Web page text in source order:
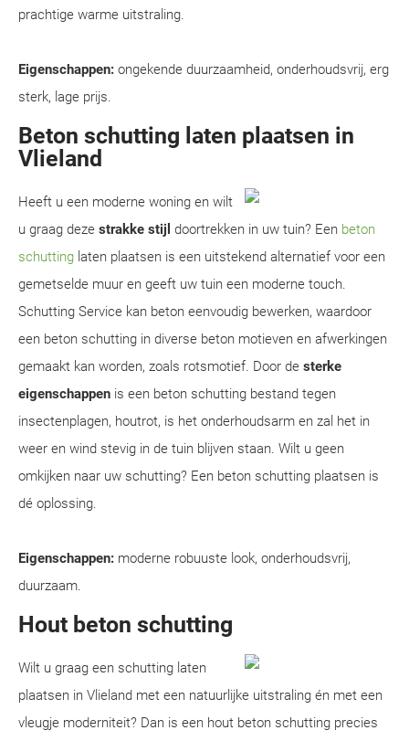
prachtige warme uitstraling.
Eigenschappen: ongekende duurzaamheid, onderhoudsvrij, erg
sterk, lage prijs.
Beton schutting laten plaatsen in
Vlieland
Heeft u een moderne woning en wilt
u graag deze strakke stijl doortrekken in uw tuin? Een beton
schutting laten plaatsen is een uitstekend alternatief voor een
gemetselde muur en geeft uw tuin een moderne touch.
Schutting Service kan beton eenvoudig bewerken, waardoor
een beton schutting in diverse beton motieven en afwerkingen
gemaakt kan worden, zoals rotsmotief. Door de sterke
eigenschappen is een beton schutting bestand tegen
insectenplagen, houtrot, is het onderhoudsarm en zal het in
weer en wind stevig in de tuin blijven staan. Wilt u geen
omkijken naar uw schutting? Een beton schutting plaatsen is
dé oplossing.
Eigenschappen: moderne robuuste look, onderhoudsvrij,
duurzaam.
Hout beton schutting
Wilt u graag een schutting laten
plaatsen in Vlieland met een natuurlijke uitstraling én met een
vleugje moderniteit? Dan is een hout beton schutting precies